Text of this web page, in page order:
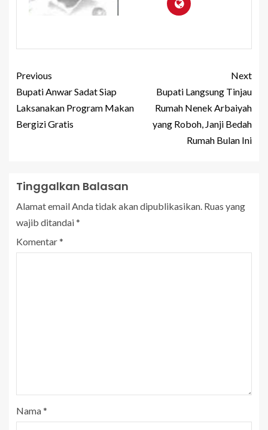
Previous
Bupati Anwar Sadat Siap
Laksanakan Program Makan
Bergizi Gratis
Next
Bupati Langsung Tinjau
Rumah Nenek Arbaiyah
yang Roboh, Janji Bedah
Rumah Bulan Ini
Tinggalkan Balasan
Alamat email Anda tidak akan dipublikasikan. Ruas yang
wajib ditandai*
Komentar*
Nama*